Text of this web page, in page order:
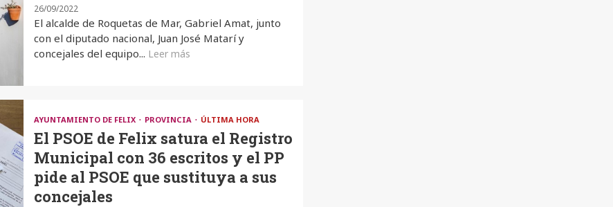
26/09/2022
El alcalde de Roquetas de Mar, Gabriel Amat, junto
con el diputado nacional, Juan José Matarí y
concejales del equipo... Leer más
AYUNTAMIENTO DE FELIX PROVINCIA ÚLTIMA HORA
El PSOE de Felix satura el Registro
Municipal con 36 escritos y el PP
pide al PSOE que sustituya a sus
concejales